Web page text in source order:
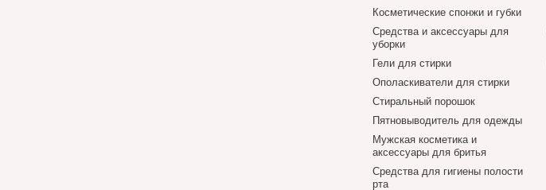
Косметические спонжи и губки
Средства и аксессуары для
уборки
Гели для стирки
Ополаскиватели для стирки
Стиральный порошок
Пятновыводитель для одежды
Мужская косметика и
аксессуары для бритья
Средства для гигиены полости
рта